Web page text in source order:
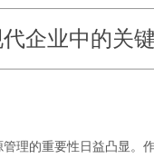
企业中的关
理的重要性日益凸显。